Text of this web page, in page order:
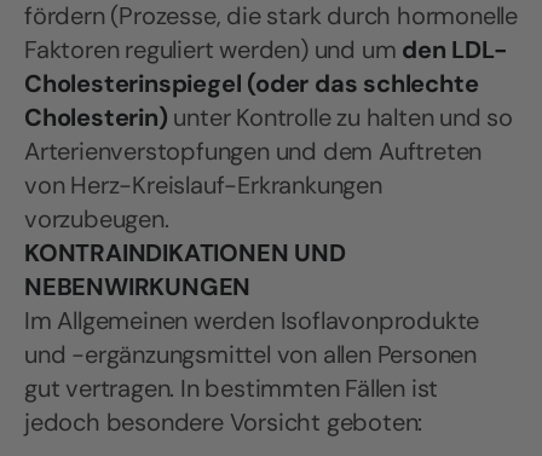
fördern (Prozesse, die stark durch hormonelle
Faktoren reguliert werden) und um den LDL-
Cholesterinspiegel (oder das schlechte
Cholesterin) unter Kontrolle zu halten und so
Arterienverstopfungen und dem Auftreten
von Herz-Kreislauf-Erkrankungen
vorzubeugen.
KONTRAINDIKATIONEN UND
NEBENWIRKUNGEN
Im Allgemeinen werden Isoflavonprodukte
und -ergänzungsmittel von allen Personen
gut vertragen. In bestimmten Fällen ist
jedoch besondere Vorsicht geboten: